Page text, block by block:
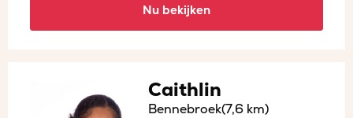
Nu bekijken
Caithlin
Bennebroek(7,6 km)